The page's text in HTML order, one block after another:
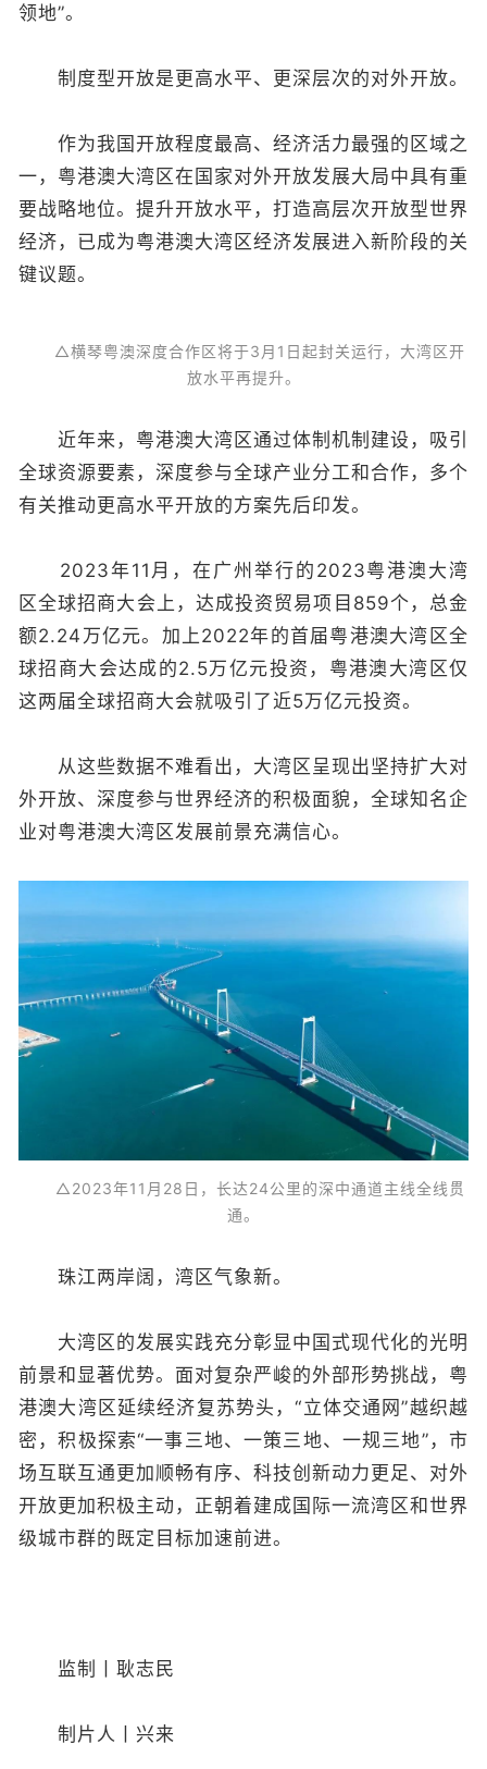
领地”。
制度型开放是更高水平、更深层次的对外开放。
作为我国开放程度最高、经济活力最强的区域之
一，粤港澳大湾区在国家对外开放发展大局中具有重
要战略地位。提升开放水平，打造高层次开放型世界
经济，已成为粤港澳大湾区经济发展进入新阶段的关
键议题。
△横琴粤澳深度合作区将于3月1日起封关运行，大湾区开
放水平再提升。
近年来，粤港澳大湾区通过体制机制建设，吸引
全球资源要素，深度参与全球产业分工和合作，多个
有关推动更高水平开放的方案先后印发。
2023年11月，在广州举行的2023粤港澳大湾
区全球招商大会上，达成投资贸易项目859个，总金
额2.24万亿元。加上2022年的首届粤港澳大湾区全
球招商大会达成的2.5万亿元投资，粤港澳大湾区仅
这两届全球招商大会就吸引了近5万亿元投资。
从这些数据不难看出，大湾区呈现出坚持扩大对
外开放、深度参与世界经济的积极面貌，全球知名企
业对粤港澳大湾区发展前景充满信心。
△2023年11月28日，长达24公里的深中通道主线全线贯
通。
珠江两岸阔，湾区气象新。
大湾区的发展实践充分彰显中国式现代化的光明
前景和显著优势。面对复杂严峻的外部形势挑战，粤
港澳大湾区延续经济复苏势头，“立体交通网”越织越
密，积极探索“一事三地、一策三地、一规三地”，市
场互联互通更加顺畅有序、科技创新动力更足、对外
开放更加积极主动，正朝着建成国际一流湾区和世界
级城市群的既定目标加速前进。
监制丨耿志民
制片人丨兴来